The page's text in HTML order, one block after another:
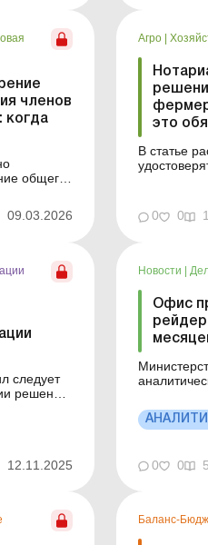
членов
когда
общего
10 марта
09.03.2026
Агро
это
В статье
хозяйства.
случаях
0 0
следует
решения
12.11.2025
Новости |
Офис
Жалоба на
0 0
Баланс-